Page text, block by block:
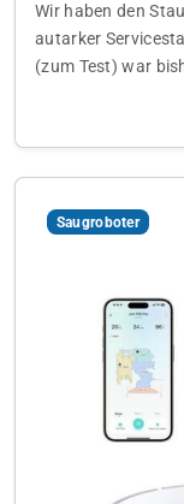
Wir haben den
autarker
(zum Test) war
Saugroboter